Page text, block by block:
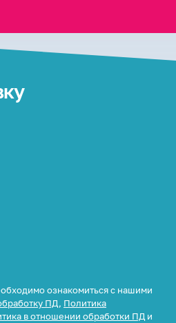
ознакомиться с нашими
ПД, Политика
в отношении обработки ПД и